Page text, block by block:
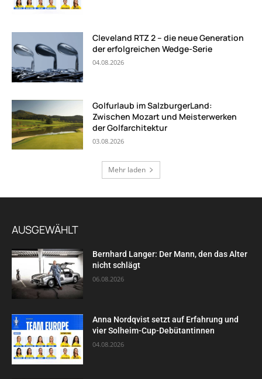
Cleveland RTZ 2 – die neue Generation
der erfolgreichen Wedge-Serie
04.08.2026
Golfurlaub im SalzburgerLand:
Zwischen Mozart und Meisterwerken
der Golfarchitektur
03.08.2026
Mehr laden
AUSGEWÄHLT
Bernhard Langer: Der Mann, den das Alter
nicht schlägt
06.08.2026
Anna Nordqvist setzt auf Erfahrung und
vier Solheim-Cup-Debütantinnen
04.08.2026